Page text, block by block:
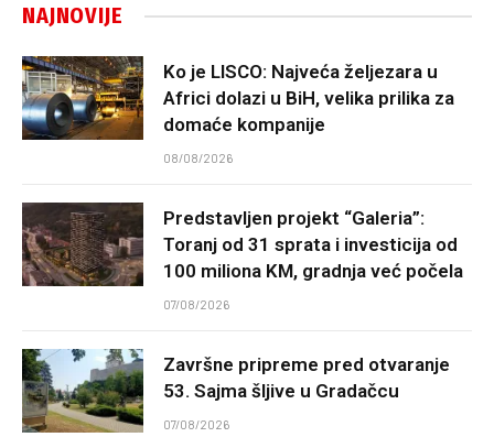
NAJNOVIJE
Ko je LISCO: Najveća željezara u
Africi dolazi u BiH, velika prilika za
domaće kompanije
08/08/2026
Predstavljen projekt “Galeria”:
Toranj od 31 sprata i investicija od
100 miliona KM, gradnja već počela
07/08/2026
Završne pripreme pred otvaranje
53. Sajma šljive u Gradačcu
07/08/2026